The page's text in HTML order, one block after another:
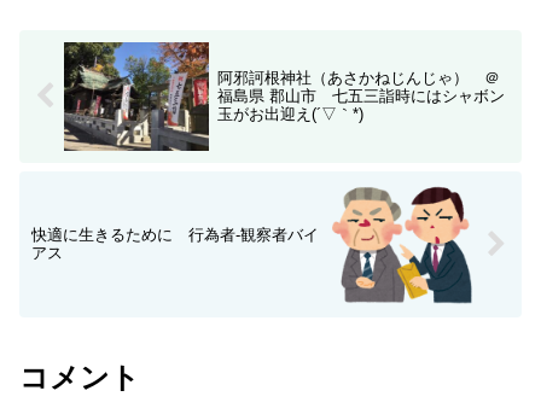
阿邪訶根神社（あさかねじんじゃ） ＠
福島県 郡山市 七五三詣時にはシャボン
玉がお出迎え(´▽｀*)
快適に生きるために 行為者‐観察者バイ
アス
コメント